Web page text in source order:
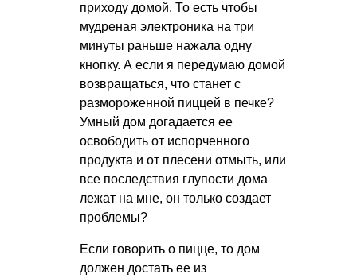
приходу домой. То есть чтобы
мудреная электроника на три
минуты раньше нажала одну
кнопку. А если я передумаю домой
возвращаться, что станет с
размороженной пиццей в печке?
Умный дом догадается ее
освободить от испорченного
продукта и от плесени отмыть, или
все последствия глупости дома
лежат на мне, он только создает
проблемы?
Если говорить о пицце, то дом
должен достать ее из